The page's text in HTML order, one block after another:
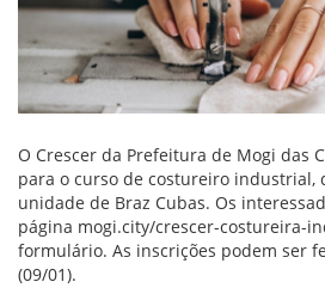
O Crescer da Prefeitura de Mogi das
para o curso de costureiro industrial,
unidade de Braz Cubas. Os
página mogi.city/crescer-costureira-
formulário. As inscrições podem ser
(09/01).